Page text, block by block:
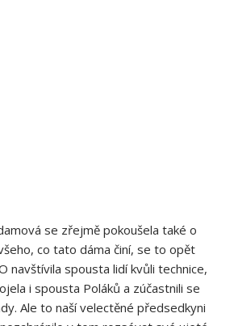
se zřejmě pokoušela také o
co tato dáma činí, se to opět
navštívila spousta lidí kvůli technice,
i spousta Poláků a zúčastnili se
Ale to naší velectěné předsedkyni